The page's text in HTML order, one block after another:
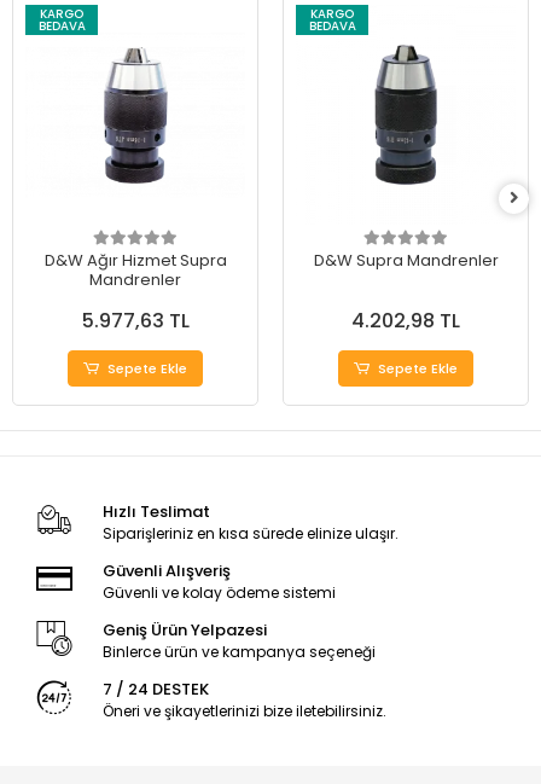
KARGO
BEDAVA
D&W Ağır Hizmet Supra
Mandrenler
5.977,63 TL
Sepete Ekle
KARGO
BEDAVA
D&W Supra Mandrenler
4.202,98 TL
Sepete Ekle
Hızlı Teslimat
Siparişleriniz en kısa sürede elinize ulaşır.
Güvenli Alışveriş
Güvenli ve kolay ödeme sistemi
Geniş Ürün Yelpazesi
Binlerce ürün ve kampanya seçeneği
7 / 24 DESTEK
Öneri ve şikayetlerinizi bize iletebilirsiniz.